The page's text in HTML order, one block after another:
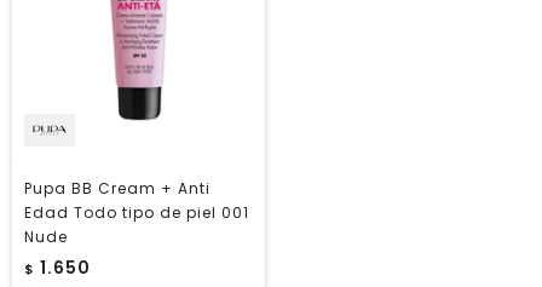
Pupa BB Cream + Anti
Edad Todo tipo de piel 001
Nude
$ 1.650